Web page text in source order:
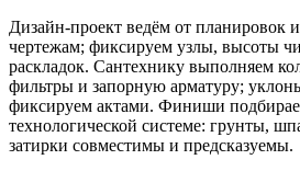
Дизайн‑проект ведём от планировок
чертежам; фиксируем узлы, высоты
раскладок. Сантехнику выполняем
фильтры и запорную арматуру;
фиксируем актами. Финиши
технологической системе: грунты,
затирки совместимы и предсказуемы.